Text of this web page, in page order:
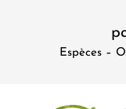
Espèces –